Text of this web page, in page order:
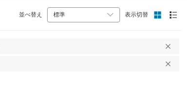
並べ替え 表示切替